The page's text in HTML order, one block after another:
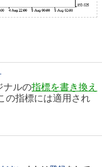
ナルの指標を書き換え
の指標には適用され